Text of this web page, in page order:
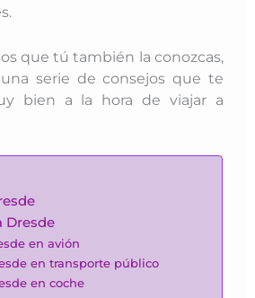
que tú también la conozcas,
serie de consejos que te
bien a la hora de viajar a
Dresde
en avión
en transporte público
en coche